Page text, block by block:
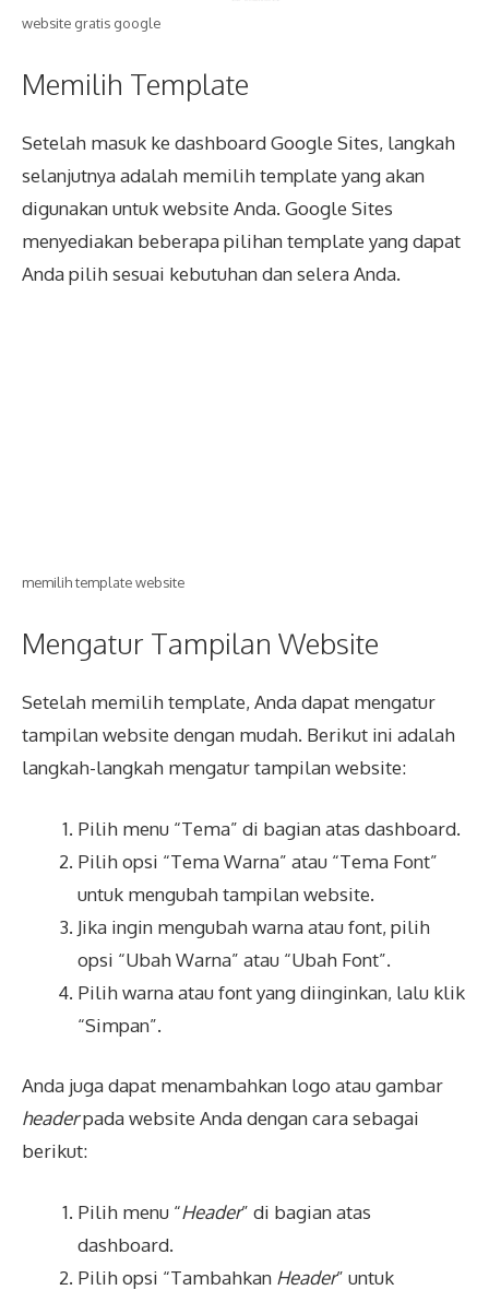
website gratis google
Memilih Template
Setelah masuk ke dashboard Google Sites, langkah
selanjutnya adalah memilih template yang akan
digunakan untuk website Anda. Google Sites
menyediakan beberapa pilihan template yang dapat
Anda pilih sesuai kebutuhan dan selera Anda.
memilih template website
Mengatur Tampilan Website
Setelah memilih template, Anda dapat mengatur
tampilan website dengan mudah. Berikut ini adalah
langkah-langkah mengatur tampilan website:
Pilih menu “Tema” di bagian atas dashboard.
Pilih opsi “Tema Warna” atau “Tema Font”
untuk mengubah tampilan website.
Jika ingin mengubah warna atau font, pilih
opsi “Ubah Warna” atau “Ubah Font”.
Pilih warna atau font yang diinginkan, lalu klik
“Simpan”.
Anda juga dapat menambahkan logo atau gambar
headerpada website Anda dengan cara sebagai
berikut:
Pilih menu “Header” di bagian atas
dashboard.
Pilih opsi “Tambahkan Header” untuk